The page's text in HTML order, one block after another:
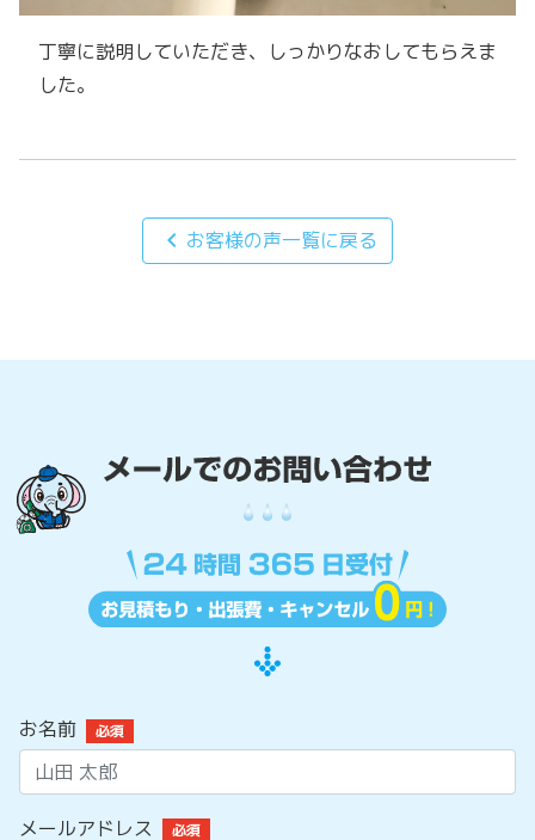
丁寧に説明していただき、しっかりなおしてもらえま
した。
chevron_left お客様の声一覧に戻る
お名前 必須
メールアドレス 必須